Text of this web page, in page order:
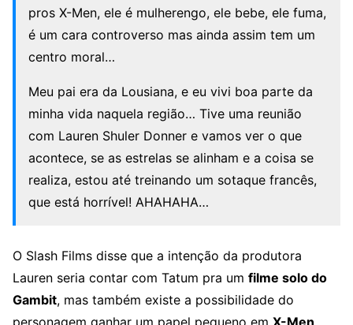
pros X-Men, ele é mulherengo, ele bebe, ele fuma,
é um cara controverso mas ainda assim tem um
centro moral…
Meu pai era da Lousiana, e eu vivi boa parte da
minha vida naquela região… Tive uma reunião
com Lauren Shuler Donner e vamos ver o que
acontece, se as estrelas se alinham e a coisa se
realiza, estou até treinando um sotaque francês,
que está horrível! AHAHAHA…
O Slash Films disse que a intenção da produtora
Lauren seria contar com Tatum pra um filme solo do
Gambit, mas também existe a possibilidade do